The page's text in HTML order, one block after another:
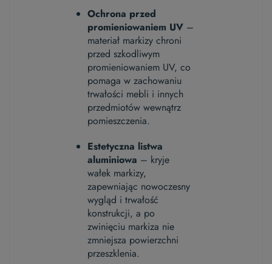
Ochrona przed
promieniowaniem UV –
materiał markizy chroni
przed szkodliwym
promieniowaniem UV, co
pomaga w zachowaniu
trwałości mebli i innych
przedmiotów wewnątrz
pomieszczenia.
Estetyczna listwa
aluminiowa – kryje
wałek markizy,
zapewniając nowoczesny
wygląd i trwałość
konstrukcji, a po
zwinięciu markiza nie
zmniejsza powierzchni
przeszklenia.